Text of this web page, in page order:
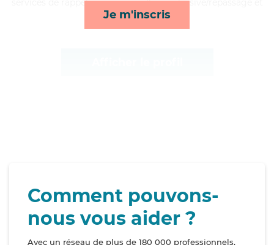
Je m'inscris
services de rappels, compagnie/loisirs, lessive/repassage et
mobilité*
Comment pouvons-
nous vous aider ?
Avec un réseau de plus de 180 000 professionnels,